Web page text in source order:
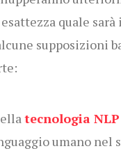
quale
supposizioni
tecnologia NLP
umano nel